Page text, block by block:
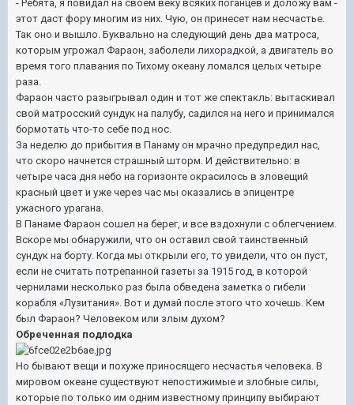
- Ребята, я повидал на своем веку всяких поганцев и доложу вам -
этот даст фору многим из них. Чую, он принесет нам несчастье.
Так оно и вышло. Буквально на следующий день два матроса,
которым угрожал Фараон, заболели лихорадкой, а двигатель во
время того плавания по Тихому океану ломался целых четыре
раза.
Фараон часто разыгрывал один и тот же спектакль: вытаскивал
свой матросский сундук на палубу, садился на него и принимался
бормотать что-то себе под нос.
За неделю до прибытия в Панаму он мрачно предупредил нас,
что скоро начнется страшный шторм. И действительно: в
четыре часа дня небо на горизонте окрасилось в зловещий
красный цвет и уже через час мы оказались в эпицентре
ужасного урагана.
В Панаме Фараон сошел на берег, и все вздохнули с облегчением.
Вскоре мы обнаружили, что он оставил свой таинственный
сундук на борту. Когда мы открыли его, то увидели, что он пуст,
если не считать потрепанной газеты за 1915 год, в которой
чернилами несколько раз была обведена заметка о гибели
корабля «Лузитания». Вот и думай после этого что хочешь. Кем
был Фараон? Человеком или злым духом?
Обреченная подлодка
Но бывают вещи и похуже приносящего несчастья человека. В
мировом океане существуют непостижимые и злобные силы,
которые по только им одним известному принципу выбирают